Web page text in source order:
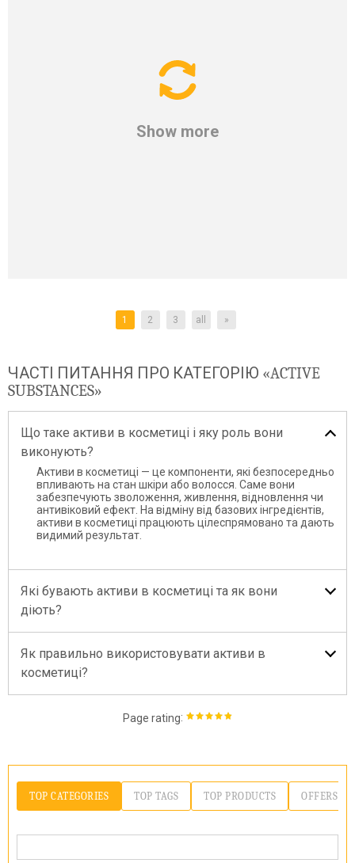
Show more
1 2 3 all »
ЧАСТІ ПИТАННЯ ПРО КАТЕГОРІЮ «ACTIVE
SUBSTANCES»
Що таке активи в косметиці і яку роль вони
виконують?
Активи в косметиці — це компоненти, які безпосередньо
впливають на стан шкіри або волосся. Саме вони
забезпечують зволоження, живлення, відновлення чи
антивіковий ефект. На відміну від базових інгредієнтів,
активи в косметиці працюють цілеспрямовано та дають
видимий результат.
Які бувають активи в косметиці та як вони
діють?
Як правильно використовувати активи в
косметиці?
Page rating:
TOP CATEGORIES TOP TAGS TOP PRODUCTS OFFERS